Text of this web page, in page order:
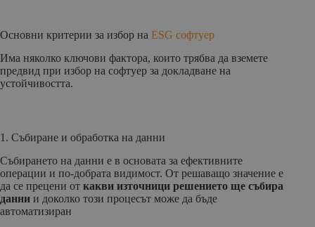
Основни критерии за избор на ESG софтуер
Има няколко ключови фактора, които трябва да вземете
предвид при избор на софтуер за докладване на
устойчивостта.
1. Събиране и обработка на данни
Събирането на данни е в основата за ефективните
операции и по-добрата видимост. От решаващо значение е
да се прецени от какви източници решението ще събира
данни и доколко този процесът може да бъде
автоматизиран